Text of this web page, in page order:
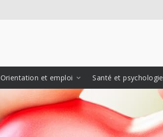
Orientation et emploi Santé et psychologie